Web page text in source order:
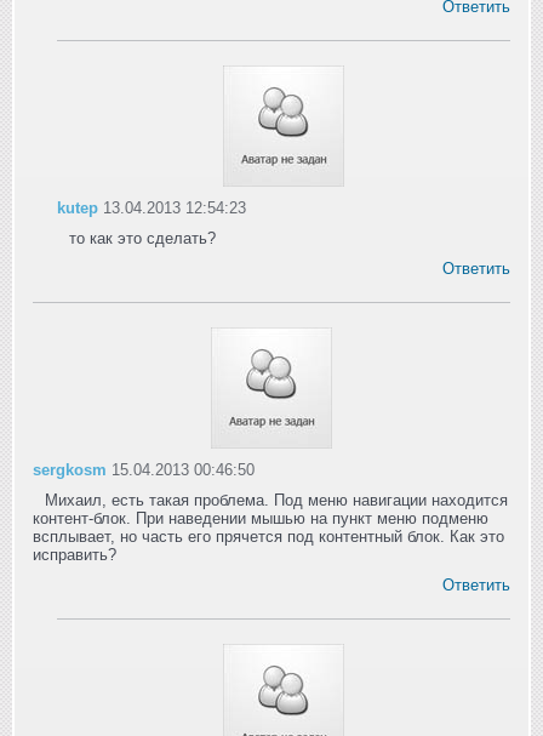
Ответить
kutep 13.04.2013 12:54:23
то как это сделать?
Ответить
sergkosm 15.04.2013 00:46:50
Михаил, есть такая проблема. Под меню навигации находится
контент-блок. При наведении мышью на пункт меню подменю
всплывает, но часть его прячется под контентный блок. Как это
исправить?
Ответить